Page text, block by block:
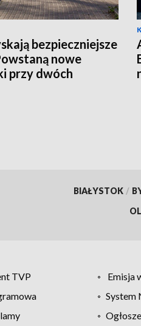
bezpieczniejsze
nowe
przy dwóch
BIAŁYSTOK /
TVP Emisja
System